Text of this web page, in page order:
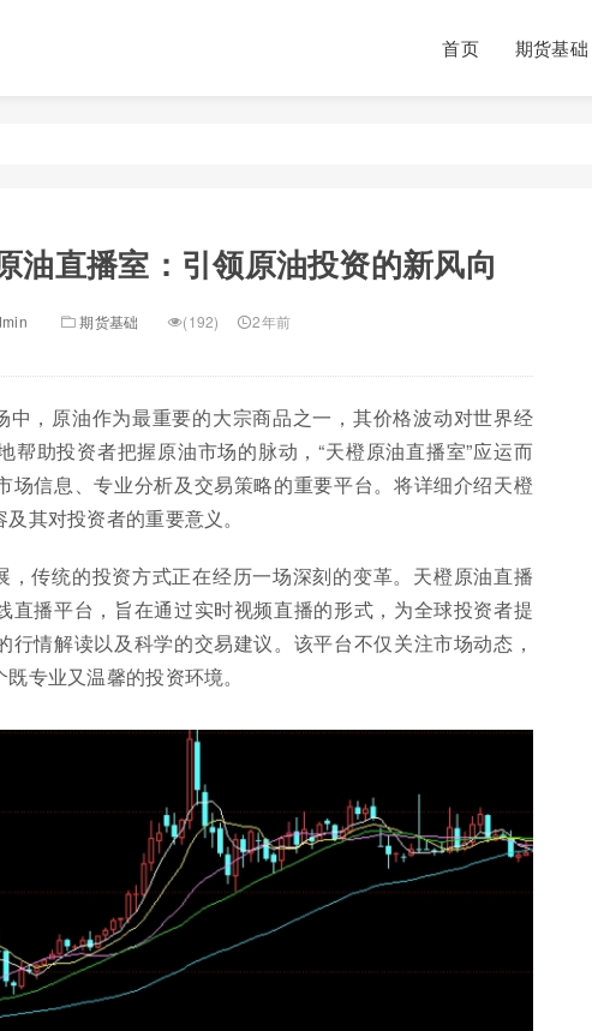
首页 期货基础
油直播室：引领原油投资的新风向
期货基础 (192) 2年前
中，原油作为最重要的大宗商品之一，其价格波动对世界经
帮助投资者把握原油市场的脉动，“天橙原油直播室”应运而
场信息、专业分析及交易策略的重要平台。将详细介绍天橙
其对投资者的重要意义。
，传统的投资方式正在经历一场深刻的变革。天橙原油直播
直播平台，旨在通过实时视频直播的形式，为全球投资者提
情解读以及科学的交易建议。该平台不仅关注市场动态，
专业又温馨的投资环境。